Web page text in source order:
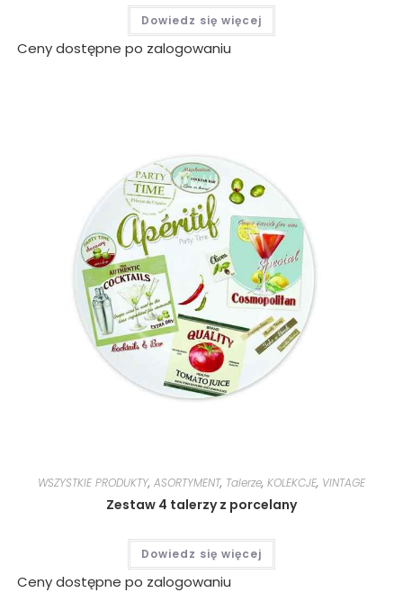
Dowiedz się więcej
Ceny dostępne po zalogowaniu
WSZYSTKIE PRODUKTY, ASORTYMENT, Talerze, KOLEKCJE, VINTAGE
Zestaw 4 talerzy z porcelany
Dowiedz się więcej
Ceny dostępne po zalogowaniu